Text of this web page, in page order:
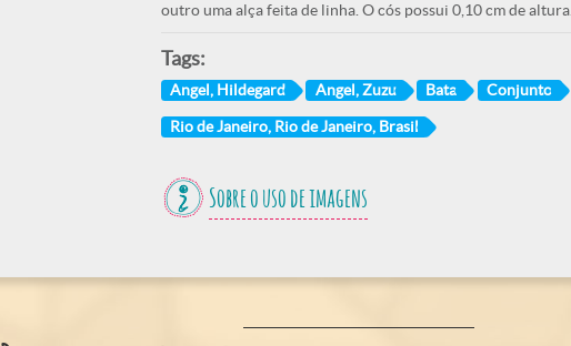
outro uma alça feita de linha. O cós possui 0,10 cm de altura.
Tags:
Angel, Hildegard Angel, Zuzu Bata Conjunto
Rio de Janeiro, Rio de Janeiro, Brasil
Sobre o uso de imagens